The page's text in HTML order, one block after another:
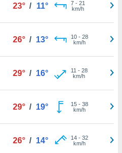
23° / 11° 7- 21
km/h
26° / 13° 10- 28
km/h
29° / 16° 11 - 28
km/h
29° / 19° 15- 38
km/h
26° / 14° 14- 32
km/h